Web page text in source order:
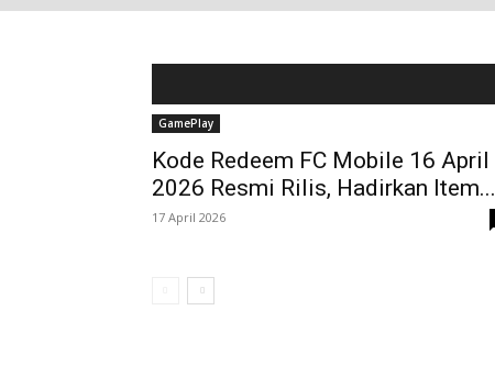
GamePlay
Kode Redeem FC Mobile 16 April
2026 Resmi Rilis, Hadirkan Item...
17 April 2026